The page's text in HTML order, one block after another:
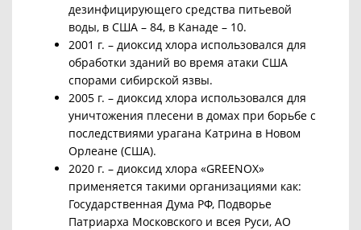
дезинфицирующего средства питьевой
воды, в США – 84, в Канаде – 10.
2001 г. – диоксид хлора использовался для
обработки зданий во время атаки США
спорами сибирской язвы.
2005 г. – диоксид хлора использовался для
уничтожения плесени в домах при борьбе с
последствиями урагана Катрина в Новом
Орлеане (США).
2020 г. – диоксид хлора «GREENOX»
применяется такими организациями как:
Государственная Дума РФ, Подворье
Патриарха Московского и всея Руси, АО